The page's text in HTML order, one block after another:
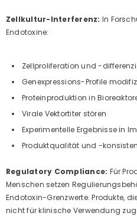
Zellkultur-Interferenz: In
Endotoxine:
Zellproliferation und -
Genexpressions-Profile
Proteinproduktion in
Virale Vektortiter stören
Experimentelle Ergebnisse in
Produktqualität und -
Regulatory Compliance: Für
Menschen setzen
Endotoxin-Grenzwerte. Produkte,
nicht für klinische Verwendung